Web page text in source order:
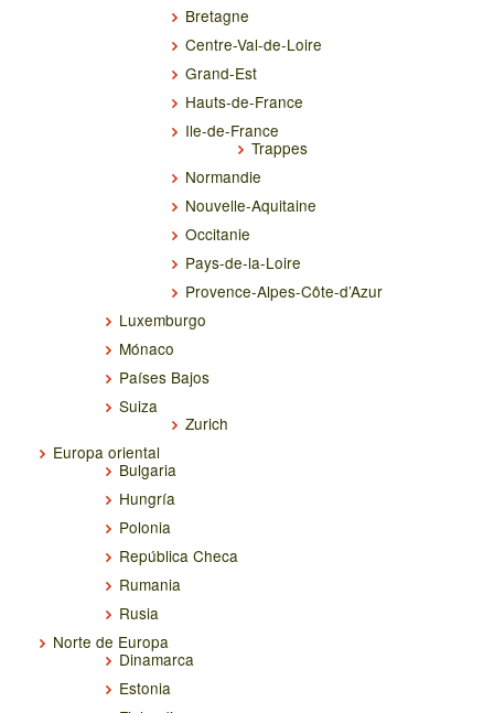
Bretagne
Centre-Val-de-Loire
Grand-Est
Hauts-de-France
Ile-de-France
Trappes
Normandie
Nouvelle-Aquitaine
Occitanie
Pays-de-la-Loire
Provence-Alpes-Côte-d’Azur
Luxemburgo
Mónaco
Países Bajos
Suiza
Zurich
Europa oriental
Bulgaria
Hungría
Polonia
República Checa
Rumania
Rusia
Norte de Europa
Dinamarca
Estonia